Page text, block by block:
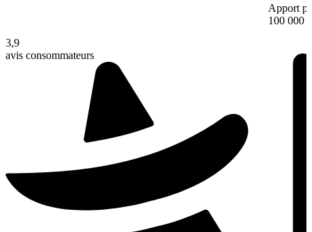
3,9
avis consommateurs
Apport
100 000 €